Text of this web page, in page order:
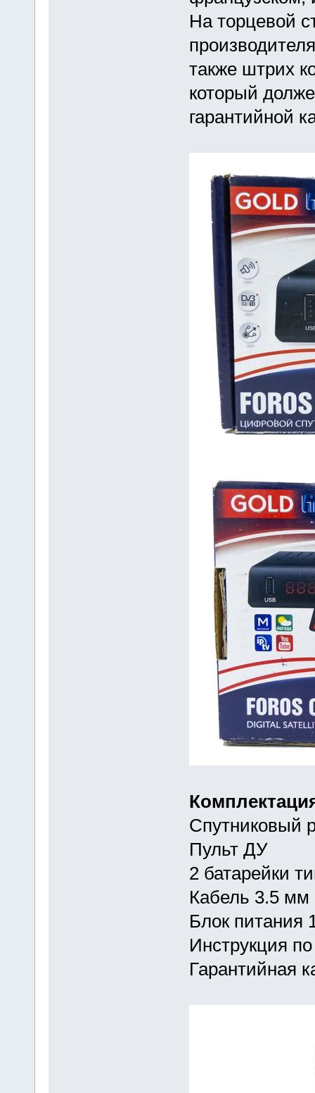
На торцевой
также штрих
который
гарантийной
Спутниковый
Пульт ДУ
2 батарейки
Кабель 3.5 мм
Блок питания
Инструкция
Гарантийная